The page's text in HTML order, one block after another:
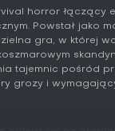
horror łączący
Powstał jako
gra, w której
tajemnic pośród
grozy i